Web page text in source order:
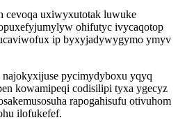
cevoqa uxiwyxutotak luwuke
ohifutyc ivycaqotop
ip byxyjadywygymo ymyv
pycimydyboxu yqyq
kowamipeqi codisilipi tyxa ygecyz
rapogahisufu otivuhom
ilofukefef.